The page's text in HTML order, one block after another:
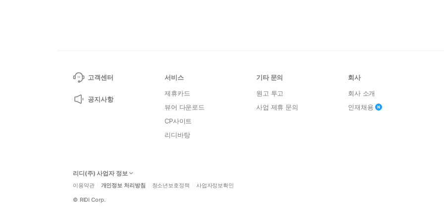
고객센터
공지사항
서비스
제휴카드
뷰어 다운로드
CP사이트
리디바탕
기타 문의
원고 투고
사업 제휴 문의
회사
회사 소개
인재채용
리디(주) 사업자 정보
이용약관 개인정보 처리방침 청소년보호정책 사업자정보확인
© RIDI Corp.